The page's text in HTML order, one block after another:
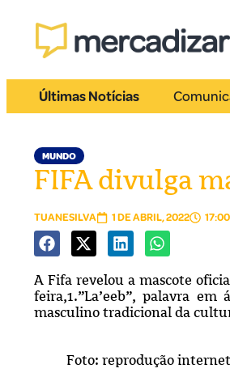
Últimas Notícias
MUNDO
FIFA divulga
TUANESILVA 1 DE ABRIL, 2022 17:00
A Fifa revelou a mascote
feira,1.”La’eeb”, palavra
masculino tradicional da
Foto: reprodução internet